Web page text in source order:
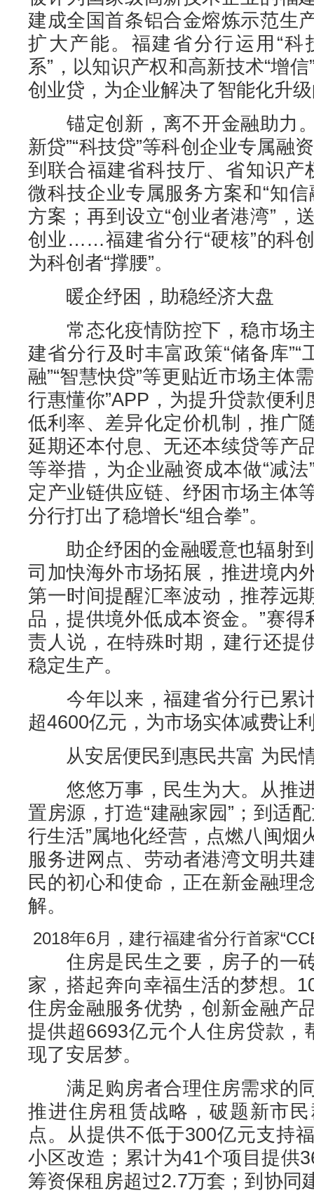
建成全国首条铝合金熔炼示范生
扩大产能。福建省分行运用“
系”，以知识产权和高新技术“增
创业贷，为企业解决了智能化升
锚定创新，离不开金融助力。
新贷”“科技贷”等科创企业专属融
到联合福建省科技厅、省知识产
微科技企业专属服务方案和“知
方案；再到设立“创业者港湾”，
创业……福建省分行“硬核”的科
为科创者“撑腰”。
暖企纾困，助稳经济大盘
常态化疫情防控下，稳市场
建省分行及时丰富政策“储备库”“
融”“智慧快贷”等更贴近市场主体
行惠懂你”APP，为提升贷款便利
低利率、差异化定价机制，推广
延期还本付息、无还本续贷等产
等举措，为企业融资成本做“减
定产业链供应链、纾困市场主体
分行打出了稳增长“组合拳”。
助企纾困的金融暖意也辐射到
司加快海外市场拓展，推进境内
第一时间提醒汇率波动，推荐远
品，提供境外低成本资金。”赛
责人说，在特殊时期，建行还提
稳定生产。
今年以来，福建省分行已累
超4600亿元，为市场实体减费让
从安居便民到惠民共富 为民
悠悠万事，民生为大。从推
置房源，打造“建融家园”；到适
行生活”属地化经营，点燃八闽烟
服务进网点、劳动者港湾文明
民的初心和使命，正在新金融理
解。
2018年6月，建行福建省分行首家
住房是民生之要，房子的一
家，搭起奔向幸福生活的梦想。
住房金融服务优势，创新金融产
提供超6693亿元个人住房贷款，
现了安居梦。
满足购房者合理住房需求的
推进住房租赁战略，破题新市
点。从提供不低于300亿元支持
小区改造；累计为41个项目提供
筹资保租房超过2.7万套；到协同